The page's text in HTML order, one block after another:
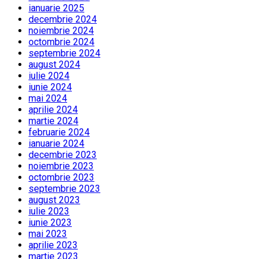
ianuarie 2025
decembrie 2024
noiembrie 2024
octombrie 2024
septembrie 2024
august 2024
iulie 2024
iunie 2024
mai 2024
aprilie 2024
martie 2024
februarie 2024
ianuarie 2024
decembrie 2023
noiembrie 2023
octombrie 2023
septembrie 2023
august 2023
iulie 2023
iunie 2023
mai 2023
aprilie 2023
martie 2023